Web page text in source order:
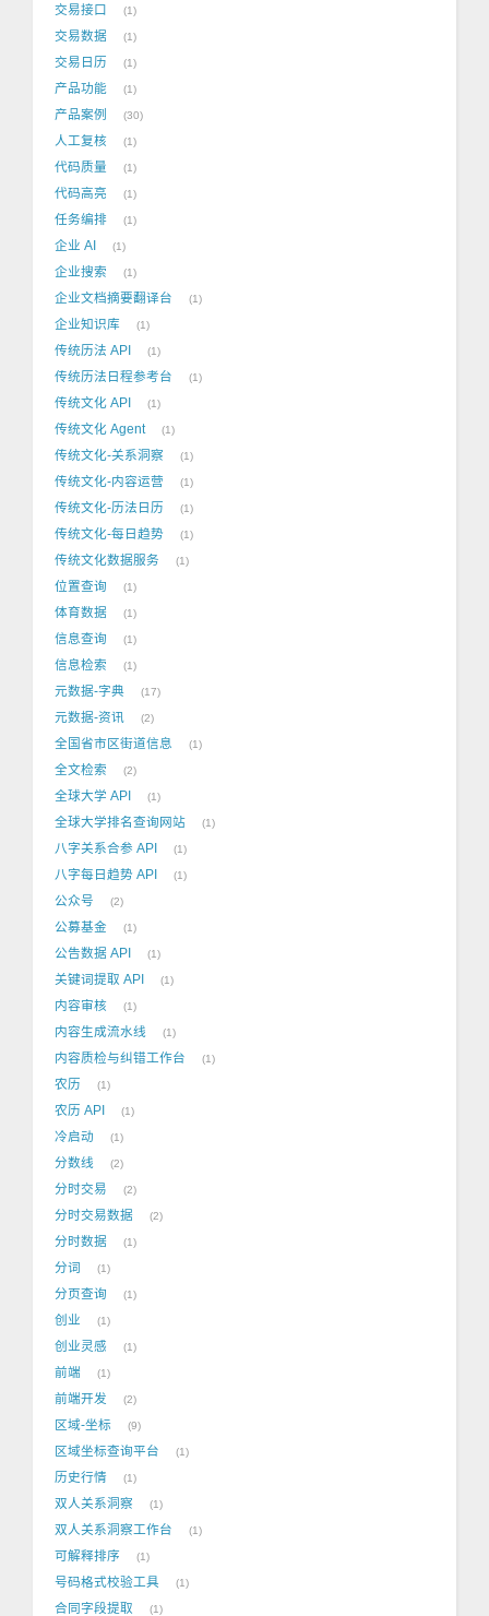
交易接口 1
交易数据 1
交易日历 1
产品功能 1
产品案例 30
人工复核 1
代码质量 1
代码高亮 1
任务编排 1
企业 AI 1
企业搜索 1
企业文档摘要翻译台 1
企业知识库 1
传统历法 API 1
传统历法日程参考台 1
传统文化 API 1
传统文化 Agent 1
传统文化-关系洞察 1
传统文化-内容运营 1
传统文化-历法日历 1
传统文化-每日趋势 1
传统文化数据服务 1
位置查询 1
体育数据 1
信息查询 1
信息检索 1
元数据-字典 17
元数据-资讯 2
全国省市区街道信息 1
全文检索 2
全球大学 API 1
全球大学排名查询网站 1
八字关系合参 API 1
八字每日趋势 API 1
公众号 2
公募基金 1
公告数据 API 1
关键词提取 API 1
内容审核 1
内容生成流水线 1
内容质检与纠错工作台 1
农历 1
农历 API 1
冷启动 1
分数线 2
分时交易 2
分时交易数据 2
分时数据 1
分词 1
分页查询 1
创业 1
创业灵感 1
前端 1
前端开发 2
区域-坐标 9
区域坐标查询平台 1
历史行情 1
双人关系洞察 1
双人关系洞察工作台 1
可解释排序 1
号码格式校验工具 1
合同字段提取 1